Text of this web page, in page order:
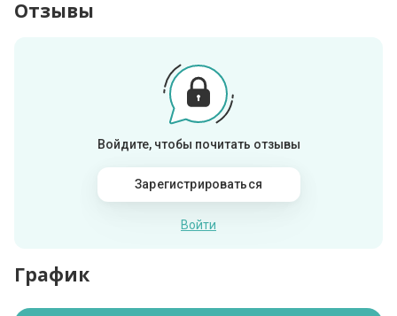
Отзывы
Войдите, чтобы почитать отзывы
Зарегистрироваться
Войти
График